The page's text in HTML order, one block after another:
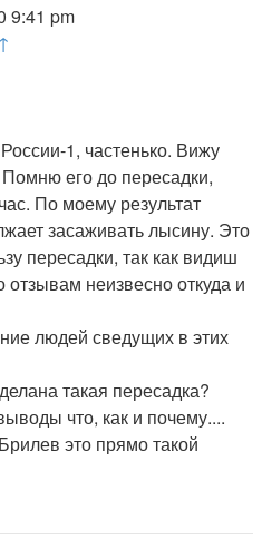
9:41 pm
↑
1, частенько. Вижу
его до пересадки,
По моему результат
засаживать лысину. Это
пересадки, так как видиш
отзывам неизвесно откуда и
людей сведущих в этих
такая пересадка?
что, как и почему....
это прямо такой